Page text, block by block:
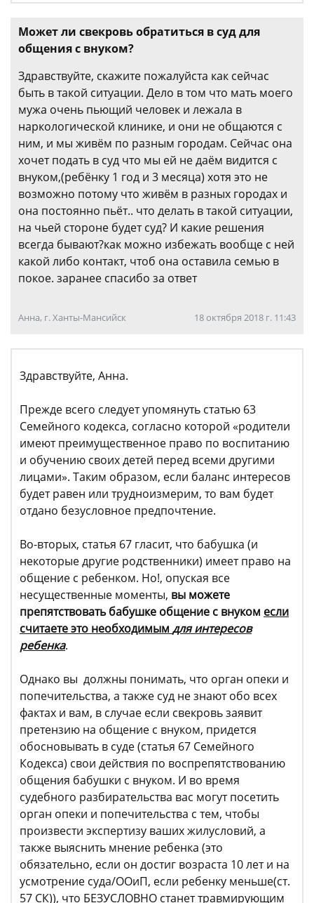
Может ли свекровь обратиться в суд для
общения с внуком?
Здравствуйте, скажите пожалуйста как сейчас
быть в такой ситуации. Дело в том что мать моего
мужа очень пьющий человек и лежала в
наркологической клинике, и они не общаются с
ним, и мы живём по разным городам. Сейчас она
хочет подать в суд что мы ей не даём видится с
внуком,(ребёнку 1 год и 3 месяца) хотя это не
возможно потому что живём в разных городах и
она постоянно пьёт.. что делать в такой ситуации,
на чьей стороне будет суд? И какие решения
всегда бывают?как можно избежать вообще с ней
какой либо контакт, чтоб она оставила семью в
покое. заранее спасибо за ответ
Анна, г. Ханты-Мансийск 18 октября 2018 г. 11:43
Здравствуйте, Анна.
Прежде всего следует упомянуть статью 63
Семейного кодекса, согласно которой «родители
имеют преимущественное право по воспитанию
и обучению своих детей перед всеми другими
лицами». Таким образом, если баланс интересов
будет равен или трудноизмерим, то вам будет
отдано безусловное предпочтение.
Во-вторых, статья 67 гласит, что бабушка (и
некоторые другие родственники) имеет право на
общение с ребенком. Но!, опуская все
несущественные моменты, вы можете
препятствовать бабушке общение с внуком если
считаете это необходимым для интересов
ребенка.
Однако вы должны понимать, что орган опеки и
попечительства, а также суд не знают обо всех
фактах и вам, в случае если свекровь заявит
претензию на общение с внуком, придется
обосновывать в суде (статья 67 Семейного
Кодекса) свои действия по воспрепятствованию
общения бабушки с внуком. И во время
судебного разбирательства вас могут посетить
орган опеки и попечительства с тем, чтобы
произвести экспертизу ваших жилусловий, а
также выяснить мнение ребенка (это
обязательно, если он достиг возраста 10 лет и на
усмотрение суда/ООиП, если ребенку меньше(ст.
57 СК)), что БЕЗУСЛОВНО станет травмирующим